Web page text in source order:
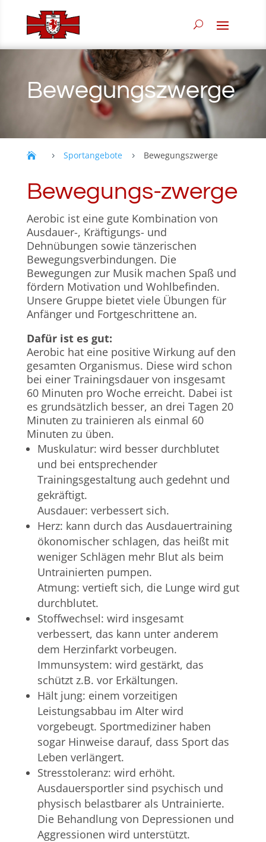
Bewegungs­zwerge
5 Sportangebote 5 Bewegungszwerge
Bewegungs-zwerge
Aerobic ist eine gute Kombination von
Ausdauer-, Kräftigungs- und
Dehnübungen sowie tänzerischen
Bewegungsverbindungen. Die
Bewegungen zur Musik machen Spaß und
fördern Motivation und Wohlbefinden.
Unsere Gruppe bietet viele Übungen für
Anfänger und Fortgeschrittene an.
Dafür ist es gut:
Aerobic hat eine positive Wirkung auf den
gesamten Organismus. Diese wird schon
bei einer Trainingsdauer von insgesamt
60 Minuten pro Woche erreicht. Dabei ist
es grundsätzlich besser, an drei Tagen 20
Minuten zu trainieren als einmal 60
Minuten zu üben.
Muskulatur: wird besser durchblutet
und bei entsprechender
Trainingsgestaltung auch gedehnt und
gekräftigt.
Ausdauer: verbessert sich.
Herz: kann durch das Ausdauertraining
ökonomischer schlagen, das heißt mit
weniger Schlägen mehr Blut als beim
Untrainierten pumpen.
Atmung: vertieft sich, die Lunge wird gut
durchblutet.
Stoffwechsel: wird insgesamt
verbessert, das kann unter anderem
dem Herzinfarkt vorbeugen.
Immunsystem: wird gestärkt, das
schützt z.B. vor Erkältungen.
Hält jung: einem vorzeitigen
Leistungsabbau im Alter wird
vorgebeugt. Sportmediziner haben
sogar Hinweise darauf, dass Sport das
Leben verlängert.
Stresstoleranz: wird erhöht.
Ausdauersportler sind psychisch und
physisch belastbarer als Untrainierte.
Die Behandlung von Depressionen und
Aggressionen wird unterstützt.